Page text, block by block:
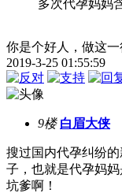
多次代孕妈妈
你是个好人，做这
2019-3-25 01:55:59
9楼 白眉大侠
搜过国内代孕纠纷
子，也就是代孕妈妈
坑爹啊！